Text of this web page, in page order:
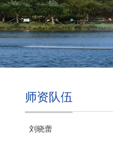
师资队伍
刘晓蕾